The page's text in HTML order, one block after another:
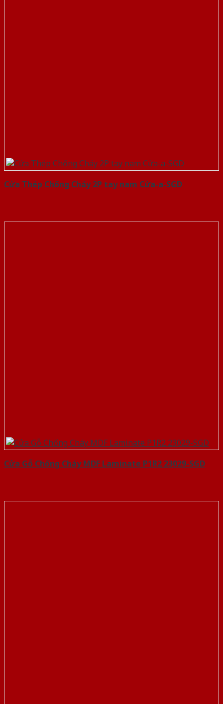
Cửa Thép Chống Cháy 2P tay nam Cửa-a-SGD
Cửa Gỗ Chống Cháy MDF Laminate P1R2 23029-SGD